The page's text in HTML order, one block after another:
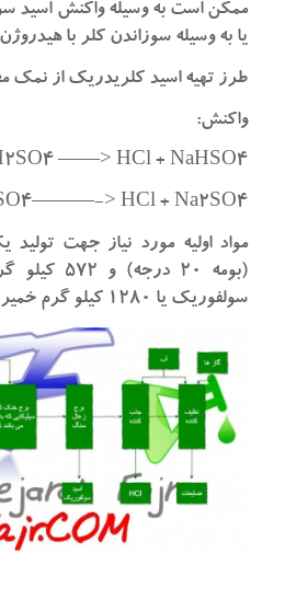
ممکن است به وسیله واکنش اسید
یا به وسیله سوزاندن کلر با
طرز تهیه اسید کلریدریک از نمک
واکنش:
——> HCl + NaHSO4
> HCl + Na2SO4
مواد اولیه مورد نیاز جهت
(بومه ۲۰
سولفوریک یا ۱۲۸۰ کیلو گرم خمیر نمک از خمیر نیترات.